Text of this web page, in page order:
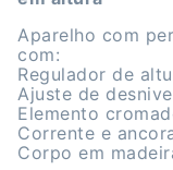
Aparelho com
com:
Regulador de
Ajuste de
Elemento
Corrente e
Corpo em